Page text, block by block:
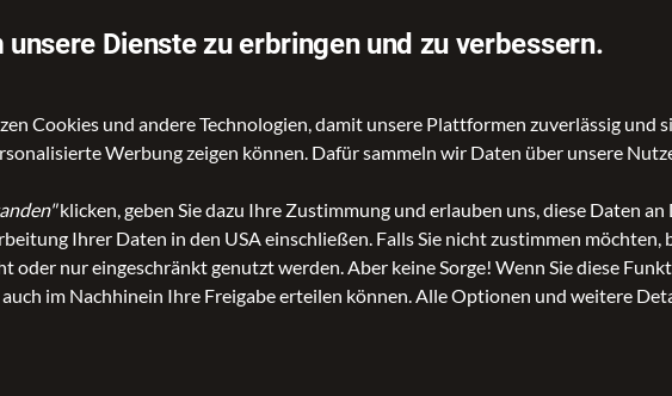
Dienste zu erbringen und zu verbessern.
Cookies und andere Technologien, damit unsere Plattformen zuverlässig
Werbung zeigen können. Dafür sammeln wir Daten über unsere
klicken, geben Sie dazu Ihre Zustimmung und erlauben uns, diese Daten
Ihrer Daten in den USA einschließen. Falls Sie nicht zustimmen
oder nur eingeschränkt genutzt werden. Aber keine Sorge! Wenn Sie diese
im Nachhinein Ihre Freigabe erteilen können. Alle Optionen und weitere
Taschen Koffer und Reisetaschen Kinder- und Schulartikel
Samsonite - RESPARK - SPINNER